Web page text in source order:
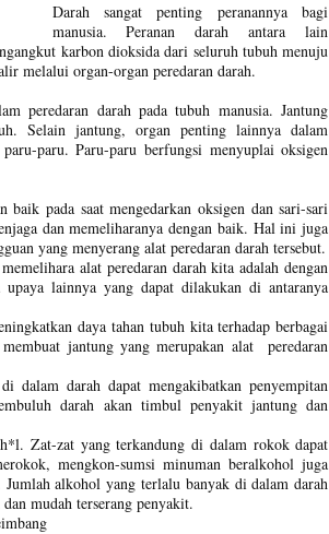
Darah sangat penting peranannya bagi
manusia. Peranan darah antara lain
karbon dioksida dari seluruh tubuh menuju
melalui organ-organ peredaran darah.
peredaran darah pada tubuh manusia. Jantung
Selain jantung, organ penting lainnya dalam
paru. Paru-paru berfungsi menyuplai oksigen
pada saat mengedarkan oksigen dan sari-sari
dan memeliharanya dengan baik. Hal ini juga
yang menyerang alat peredaran darah tersebut.
alat peredaran darah kita adalah dengan
lainnya yang dapat dilakukan di antaranya
daya tahan tubuh kita terhadap berbagai
jantung yang merupakan alat peredaran
dalam darah dapat mengakibatkan penyempitan
darah akan timbul penyakit jantung dan
Zat-zat yang terkandung di dalam rokok dapat
mengkon-sumsi minuman beralkohol juga
Jumlah alkohol yang terlalu banyak di dalam darah
mudah terserang penyakit.